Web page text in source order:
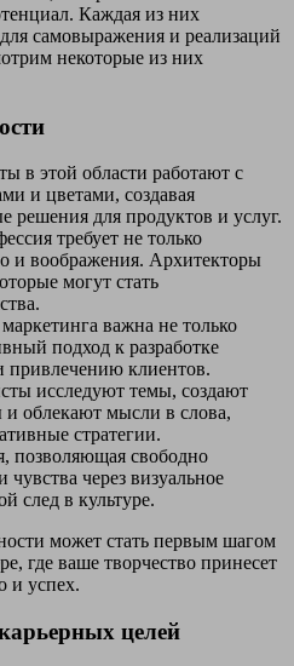
Каждая из них
самовыражения и реализаций
некоторые из них
в этой области работают с
и цветами, создавая
решения для продуктов и услуг.
требует не только
и воображения. Архитекторы
могут стать
важна не только
подход к разработке
клиентов.
исследуют темы, создают
облекают мысли в слова,
стратегии.
позволяющая свободно
через визуальное
след в культуре.
может стать первым шагом
где ваше творчество принесет
и успех.
целей